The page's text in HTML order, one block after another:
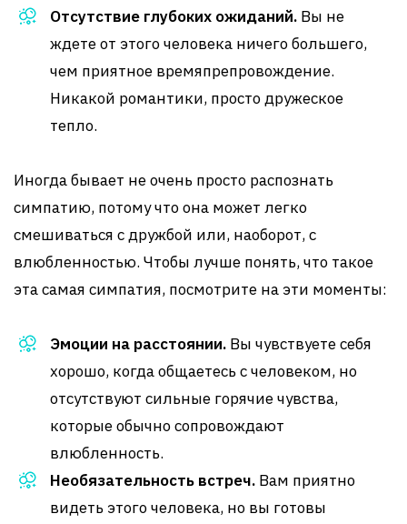
Отсутствие глубоких ожиданий. Вы не
ждете от этого человека ничего большего,
чем приятное времяпрепровождение.
Никакой романтики, просто дружеское
тепло.
Иногда бывает не очень просто распознать
симпатию, потому что она может легко
смешиваться с дружбой или, наоборот, с
влюбленностью. Чтобы лучше понять, что такое
эта самая симпатия, посмотрите на эти моменты:
Эмоции на расстоянии. Вы чувствуете себя
хорошо, когда общаетесь с человеком, но
отсутствуют сильные горячие чувства,
которые обычно сопровождают
влюбленность.
Необязательность встреч. Вам приятно
видеть этого человека, но вы готовы